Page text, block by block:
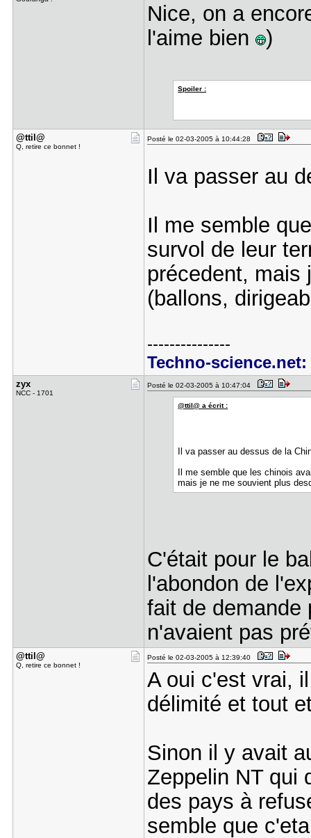
Nice, on a
l'aime bien
)
Spoiler :
@ttil@
Q, retire ce bonnet !
Posté le 02-03-2005 à 10:44:28
Il va passer au
Il me semble
survol de leur
précedent, mais
(ballons,
---------------
Techno-
zyx
NCC - 1701
Posté le 02-03-2005 à 10:47:04
@ttil@ a écrit :
Il va passer au dessus de la
Il me semble que les chinois
mais je ne me souvient plus
C'était pour le
l'abondon de
fait de demande
n'avaient pas
@ttil@
Q, retire ce bonnet !
Posté le 02-03-2005 à 12:39:40
A oui c'est vrai,
délimité et tout
Sinon il y avait
Zeppelin NT qui
des pays à
semble que